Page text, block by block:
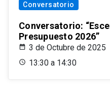
Conversatorio
Conversatorio:
Presupuesto 2026”
3 de Octubre de 2025
13:30 a 14:30